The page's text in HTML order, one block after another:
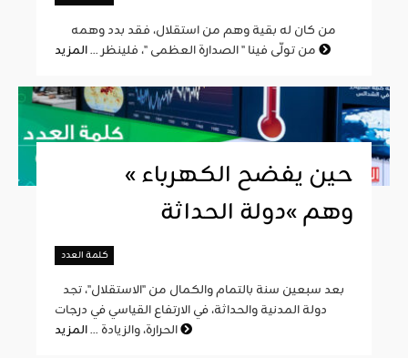
من تولّى فينا " الصدارة العظمى "، فلينظر ...
« حين يفضح الكهرباء
وهم »دولة الحداثة
كلمة العدد
دولة المدنية والحداثة، في الارتفاع القياسي في درجات
الحرارة، والزيادة ...